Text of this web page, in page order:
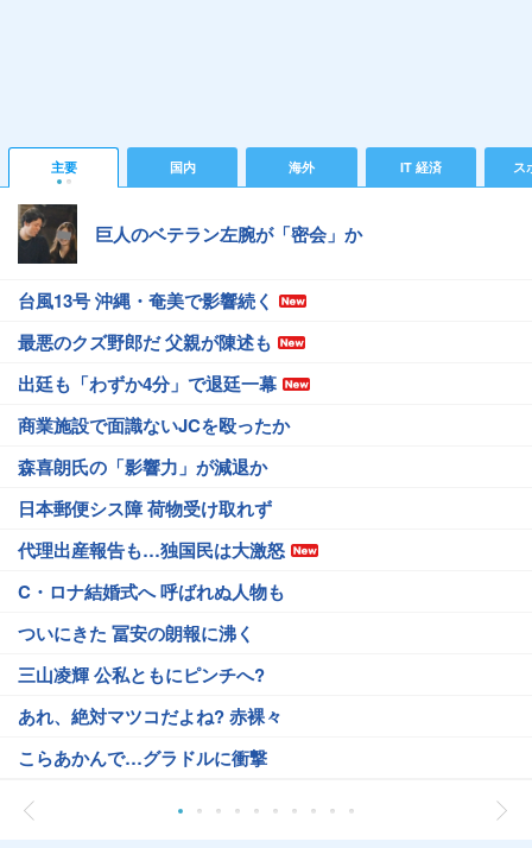
主要 国内 海外 IT 経済 ス
巨人のベテラン左腕が「密会」か
台風13号 沖縄・奄美で影響続く
最悪のクズ野郎だ 父親が陳述も
出廷も「わずか4分」で退廷一幕
商業施設で面識ないJCを殴ったか
森喜朗氏の「影響力」が減退か
日本郵便シス障 荷物受け取れず
代理出産報告も…独国民は大激怒
C・ロナ結婚式へ 呼ばれぬ人物も
ついにきた 冨安の朗報に沸く
三山凌輝 公私ともにピンチへ?
あれ、絶対マツコだよね? 赤裸々
こらあかんで…グラドルに衝撃